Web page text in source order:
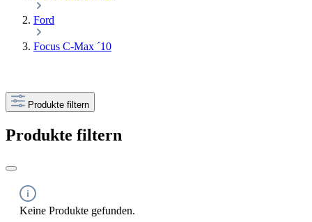
Ford
Focus C-Max ´10
Produkte filtern
Produkte filtern
Keine Produkte gefunden.